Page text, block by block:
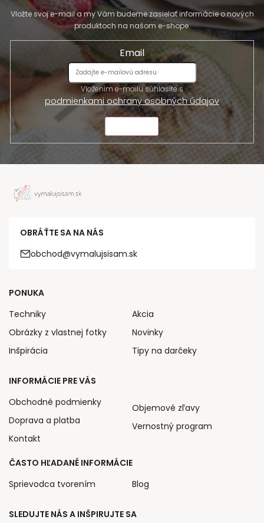
Vložte svoj e-mail a my Vám budeme zasielať informácie o nových
produktoch na našom e-shope.
Email
Vložením e-mailu súhlasíte s
podmienkami ochrany osobných údajov
OBRÁŤTE SA NA NÁS
obchod@vymalujsisam.sk
SLEDUJTE NÁS A INŠPIRUJTE SA
PONUKA
Techniky
Obrázky z vlastnej fotky
Inšpirácia
Akcia
Novinky
Tipy na darčeky
INFORMÁCIE PRE VÁS
Obchodné podmienky
Doprava a platba
Kontakt
Objemové zľavy
Vernostný program
ČASTO HĽADANÉ INFORMÁCIE
Sprievodca tvorením
Blog